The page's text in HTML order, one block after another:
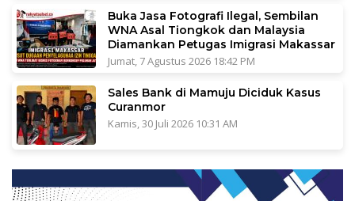
Buka Jasa Fotografi Ilegal, Sembilan
WNA Asal Tiongkok dan Malaysia
Diamankan Petugas Imigrasi Makassar
Jumat, 7 Agustus 2026 18:42 PM
Sales Bank di Mamuju Diciduk Kasus
Curanmor
Kamis, 30 Juli 2026 10:31 AM